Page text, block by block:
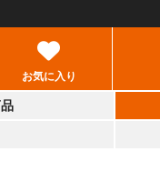
お気に入り